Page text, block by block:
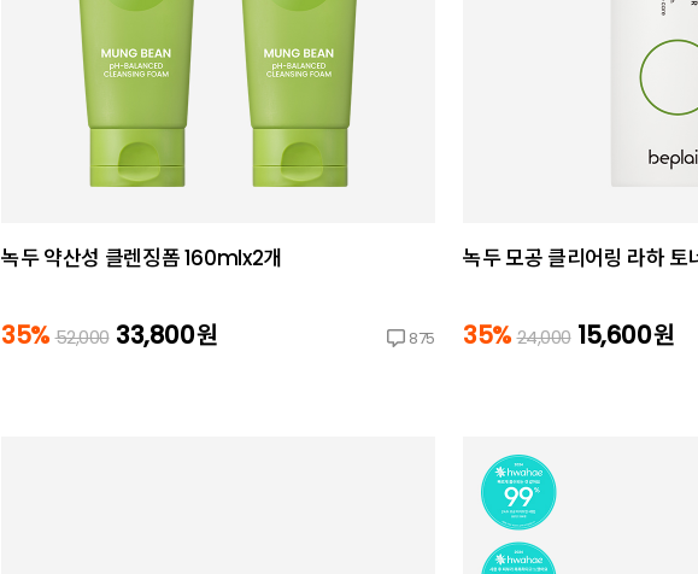
녹두 약산성 클렌징폼 160mlx2개
35% 52,000 33,800원 875
녹두 모공 클리어링 라하
35% 24,000 15,600원